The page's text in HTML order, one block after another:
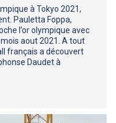
à Tokyo 2021,
Pauletta Foppa,
l’or olympique avec
mois aout 2021. A tout
français a découvert
Daudet à